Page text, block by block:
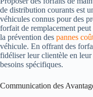
de distribution courants est
véhicules connus pour des
forfait de remplacement
la prévention des pannes
véhicule. En offrant des
fidéliser leur clientèle en leur
besoins spécifiques.
Communication des